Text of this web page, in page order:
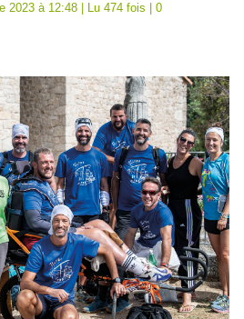
2023 à 12:48 | Lu 474 fois | 0